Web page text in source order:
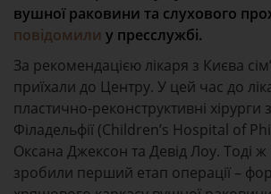
вушної раковини та слухового
повідомили у пресслужбі.
За рекомендацією лікаря з Києва
приїхали до Центру. У цей час до
пластично-реконструктивні хірурги
Філадельфії (Children’s Hospital of
Оксана Джексон та Девід Лоу. Тоді ж
зробили перший етап операції –